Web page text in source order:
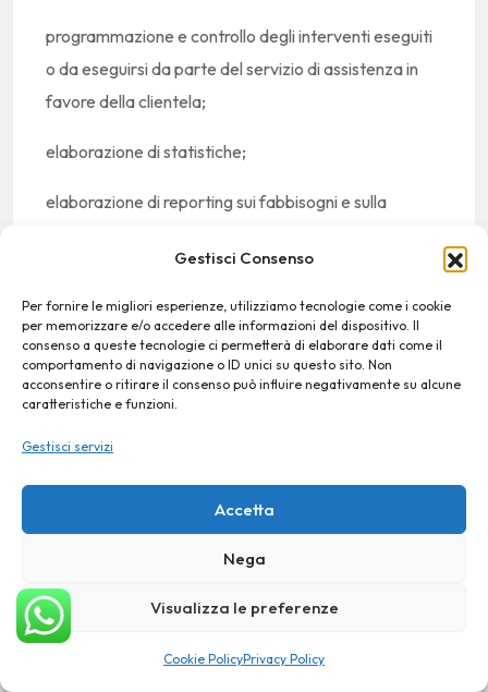
Gestisci Consenso
Per fornire le migliori esperienze, utilizziamo tecnologie come i cookie
per memorizzare e/o accedere alle informazioni del dispositivo. Il
consenso a queste tecnologie ci permetterà di elaborare dati come il
comportamento di navigazione o ID unici su questo sito. Non
acconsentire o ritirare il consenso può influire negativamente su alcune
caratteristiche e funzioni.
Gestisci servizi
Accetta
Nega
Visualizza le preferenze
Cookie PolicyPrivacy Policy
programmazione e controllo degli interventi eseguiti
o da eseguirsi da parte del servizio di assistenza in
favore della clientela;
elaborazione di statistiche;
elaborazione di reporting sui fabbisogni e sulla
restando che quella per via telefonica non è la
modalità di inoltro prevista per inviare reclami
riguardanti comportamenti del personale);
È escluso ogni interesse di Z.APPEAL DI
MASSIMILIANO ZAPPELLA nella raccolta e/o
telefonate.
Modalità del trattamento